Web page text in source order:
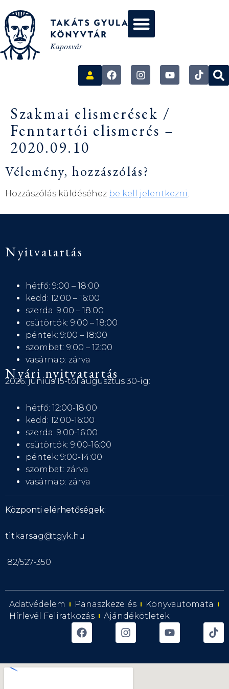
Szakmai elismerések /
Fenntartói elismerés –
2020.09.10
Vélemény, hozzászólás?
Hozzászólás küldéséhez be kell jelentkezni.
Nyitvatartás
hétfő: 9:00 – 18:00
kedd: 12:00 – 16:00
szerda: 9:00 – 18:00
csütörtök: 9:00 – 18:00
péntek: 9:00 – 18:00
szombat: 9:00 – 12:00
vasárnap: zárva
Nyári nyitvatartás
2026. június 15-től augusztus 30-ig:
hétfő: 12:00-18:00
kedd: 12:00-16:00
szerda: 9:00-16:00
csütörtök: 9:00-16:00
péntek: 9:00-14:00
szombat: zárva
vasárnap: zárva
Központi elérhetőségek:
titkarsag@tgyk.hu
82/527-350
Adatvédelem Panaszkezelés
Könyvautomata
Hírlevél Feliratkozás
Ajándékötletek